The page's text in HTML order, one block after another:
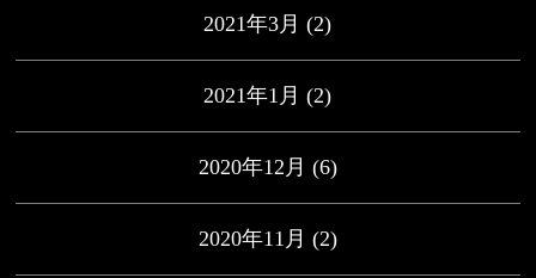
2021年3月 (2)
2021年1月 (2)
2020年12月 (6)
2020年11月 (2)